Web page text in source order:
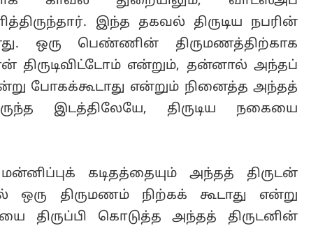
இந்த தகவல் திருடிய நபரின்
ஒரு பெண்ணின் திருமணத்திற்காக
திருடிவிட்டோம் என்றும், தன்னால் அந்தப்
போகக்கூடாது என்றும் நினைத்த அந்தத்
இடத்திலேயே, திருடிய நகையை
கடிதத்தையும் அந்தத் திருடன்
ஒரு திருமணம் நிற்கக் கூடாது என்று
திருப்பி கொடுத்த அந்தத் திருடனின்